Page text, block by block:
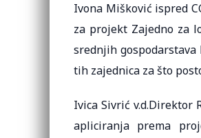
Ivona Mišković ispred
za projekt Zajedno za
srednjih
tih zajednica za što
Ivica Sivrić v.d.Direktor
apliciranja prema